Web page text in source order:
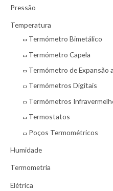
i
s
Pressão
Temperatura
Termómetro Bimetálico
Termómetro Capela
Termómetro de Expansão
Termómetros Digitais
Termómetros
Termostatos
Poços Termométricos
Humidade
Termometria
Elétrica